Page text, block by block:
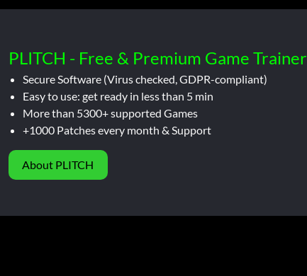
PLITCH - Free & Premium Game Trainer
Secure Software (Virus checked, GDPR-compliant)
Easy to use: get ready in less than 5 min
More than 5300+ supported Games
+1000 Patches every month & Support
About PLITCH